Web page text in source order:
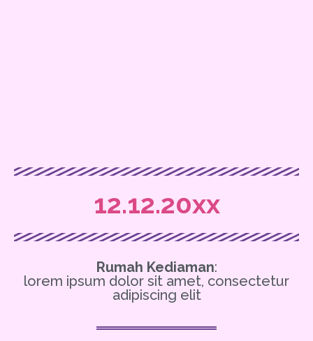
12.12.20xx
Rumah Kediaman:
lorem ipsum dolor sit amet, consectetur
adipiscing elit